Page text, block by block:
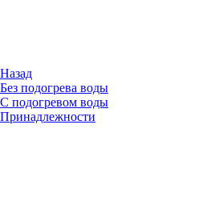
Назад
Без подогрева воды
С подогревом воды
Принадлежности